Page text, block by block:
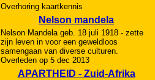
Overhoring kaartkennis
Nelson mandela
Nelson Mandela geb. 18 juli 1918 - zette
zijn leven in voor een geweldloos
samengaan van diverse culturen.
Overleden op 5 dec 2013
APARTHEID - Zuid-Afrika